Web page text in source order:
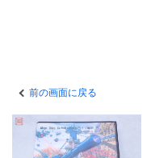
前の画面に戻る